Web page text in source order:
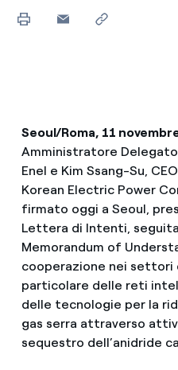
Seoul/Roma, 11
Amministratore
Enel e Kim Ssang-Su,
Korean Electric Power
firmato oggi a Seoul,
Lettera di Intenti,
Memorandum of
cooperazione nei settori
particolare delle reti
delle tecnologie per la
gas serra attraverso
sequestro dell’anidride